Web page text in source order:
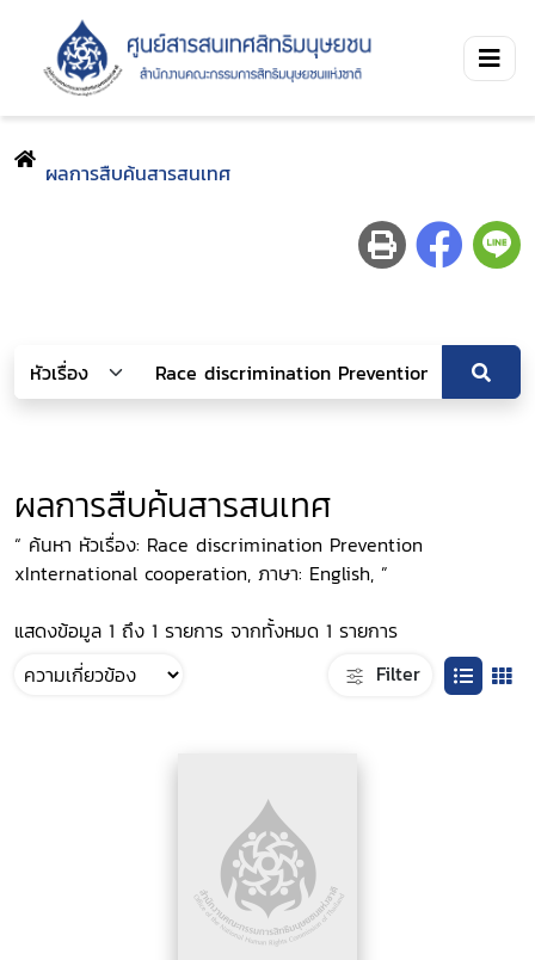
ผลการสืบค้นสารสนเทศ
ผลการสืบค้นสารสนเทศ
“ ค้นหา หัวเรื่อง: Race discrimination Prevention
xInternational cooperation, ภาษา: English, ”
แสดงข้อมูล 1 ถึง 1 รายการ จากทั้งหมด 1 รายการ
Filter